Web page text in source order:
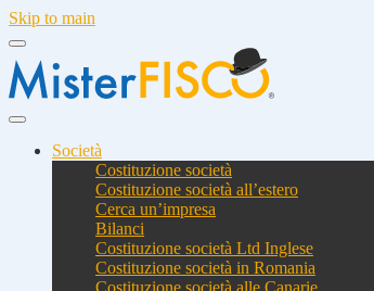
Skip to main
Società
Costituzione società
Costituzione società all’estero
Cerca un’impresa
Bilanci
Costituzione società Ltd Inglese
Costituzione società in Romania
Costituzione società alle Canarie